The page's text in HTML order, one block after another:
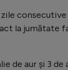
la jumătate
de aur și 3